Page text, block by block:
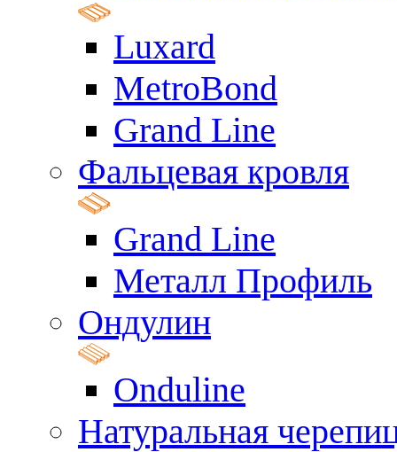
Luxard
MetroBond
Grand Line
Фальцевая кровля
Grand Line
Металл Профиль
Ондулин
Onduline
Натуральная